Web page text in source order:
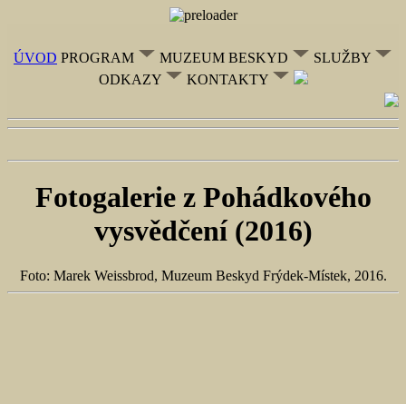
ÚVOD PROGRAM MUZEUM BESKYD
SLUŽBY
ODKAZY
KONTAKTY
Fotogalerie z Pohádkového
vysvědčení (2016)
Foto: Marek Weissbrod, Muzeum Beskyd Frýdek-Místek, 2016.